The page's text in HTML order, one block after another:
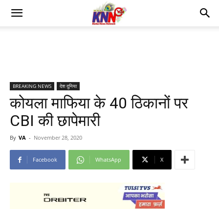
BREAKING NEWS देश दुनिया
कोयला माफिया के 40 ठिकानों पर
CBI की छापेमारी
By VA - November 28, 2020
Facebook WhatsApp X